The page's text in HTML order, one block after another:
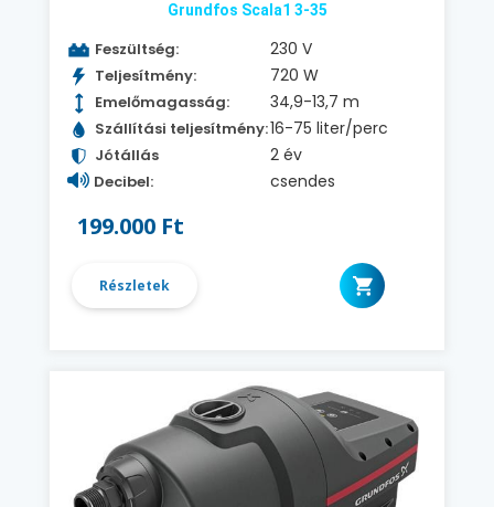
Grundfos Scala1 3-35
Feszültség: 230 V
Teljesítmény: 720 W
Emelőmagasság: 34,9-13,7 m
Szállítási teljesítmény:16-75 liter/perc
Jótállás 2 év
Decibel: csendes
199.000 Ft
Részletek